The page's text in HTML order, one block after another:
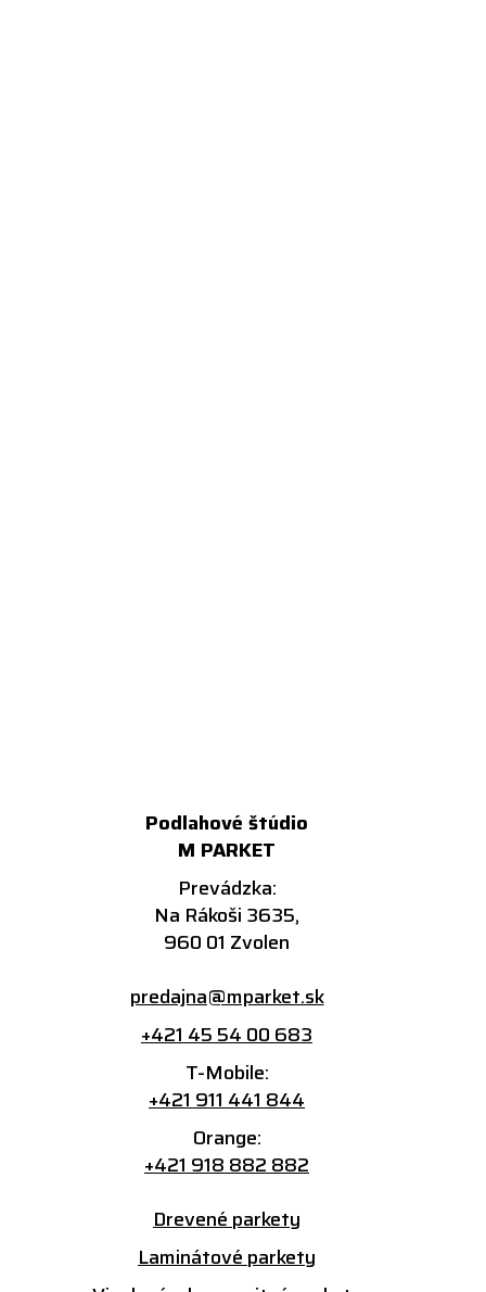
Podlahové štúdio
M PARKET
Prevádzka:
Na Rákoši 3635,
960 01 Zvolen
predajna@mparket.sk
+421 45 54 00 683
T-Mobile:
+421 911 441 844
Orange:
+421 918 882 882
Drevené parkety
Laminátové parkety